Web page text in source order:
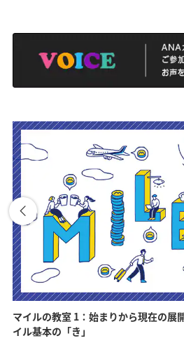
マイルの教室 1：始まりから現在の展
イル基本の「き」